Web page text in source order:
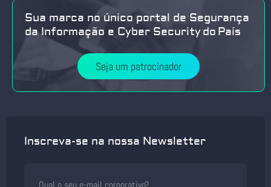
Sua marca no único portal de Segurança
da Informação e Cyber Security do País
Seja um patrocinador
Inscreva-se na nossa Newsletter